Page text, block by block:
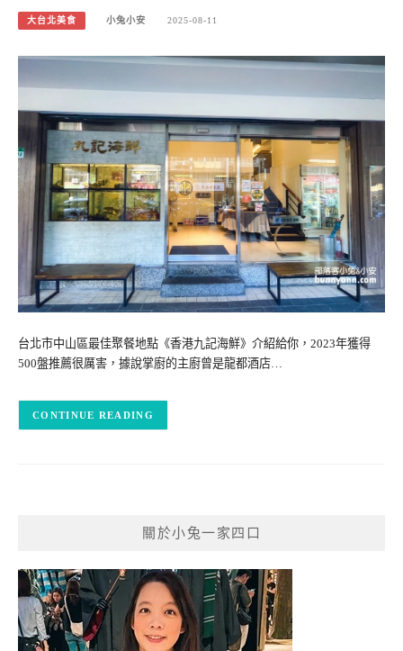
大台北美食 小兔小安 2025-08-11
台北市中山區最佳聚餐地點《香港九記海鮮》介紹給你，2023年獲得
500盤推薦很厲害，據說掌廚的主廚曾是龍都酒店…
CONTINUE READING
關於小兔一家四口